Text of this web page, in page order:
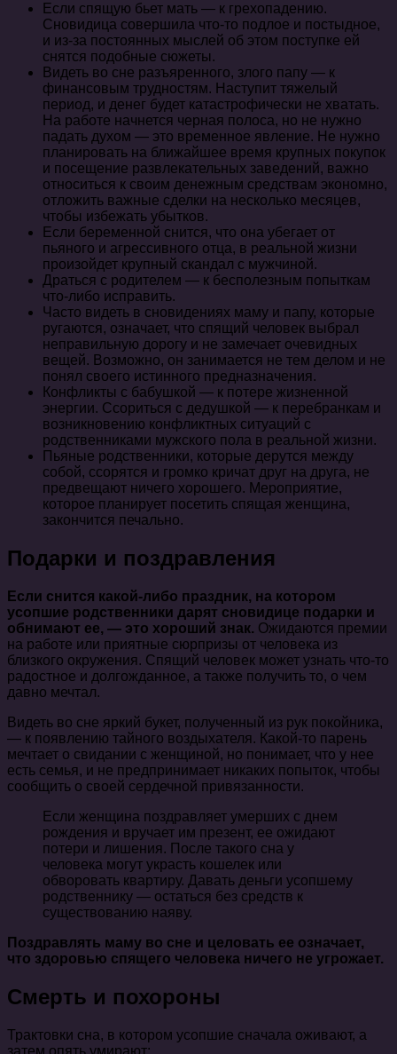
Если спящую бьет мать — к грехопадению.
Сновидица совершила что-то подлое и постыдное,
и из-за постоянных мыслей об этом поступке ей
снятся подобные сюжеты.
Видеть во сне разъяренного, злого папу — к
финансовым трудностям. Наступит тяжелый
период, и денег будет катастрофически не хватать.
На работе начнется черная полоса, но не нужно
падать духом — это временное явление. Не нужно
планировать на ближайшее время крупных покупок
и посещение развлекательных заведений, важно
относиться к своим денежным средствам экономно,
отложить важные сделки на несколько месяцев,
чтобы избежать убытков.
Если беременной снится, что она убегает от
пьяного и агрессивного отца, в реальной жизни
произойдет крупный скандал с мужчиной.
Драться с родителем — к бесполезным попыткам
что-либо исправить.
Часто видеть в сновидениях маму и папу, которые
ругаются, означает, что спящий человек выбрал
неправильную дорогу и не замечает очевидных
вещей. Возможно, он занимается не тем делом и не
понял своего истинного предназначения.
Конфликты с бабушкой — к потере жизненной
энергии. Ссориться с дедушкой — к перебранкам и
возникновению конфликтных ситуаций с
родственниками мужского пола в реальной жизни.
Пьяные родственники, которые дерутся между
собой, ссорятся и громко кричат друг на друга, не
предвещают ничего хорошего. Мероприятие,
которое планирует посетить спящая женщина,
закончится печально.
Подарки и поздравления
Если снится какой-либо праздник, на котором
усопшие родственники дарят сновидице подарки и
обнимают ее, — это хороший знак. Ожидаются премии
на работе или приятные сюрпризы от человека из
близкого окружения. Спящий человек может узнать что-то
радостное и долгожданное, а также получить то, о чем
давно мечтал.
Видеть во сне яркий букет, полученный из рук покойника,
— к появлению тайного воздыхателя. Какой-то парень
мечтает о свидании с женщиной, но понимает, что у нее
есть семья, и не предпринимает никаких попыток, чтобы
сообщить о своей сердечной привязанности.
Если женщина поздравляет умерших с днем
рождения и вручает им презент, ее ожидают
потери и лишения. После такого сна у
человека могут украсть кошелек или
обворовать квартиру. Давать деньги усопшему
родственнику — остаться без средств к
существованию наяву.
Поздравлять маму во сне и целовать ее означает,
что здоровью спящего человека ничего не угрожает.
Смерть и похороны
Трактовки сна, в котором усопшие сначала оживают, а
затем опять умирают: